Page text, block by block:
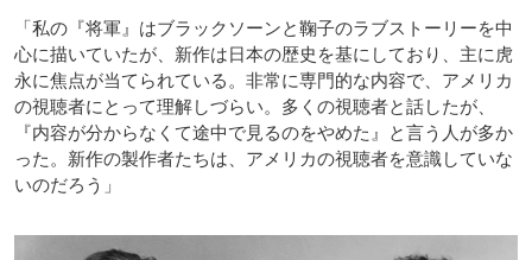
「私の『将軍』はブラックソーンと鞠子のラブストーリーを中
心に描いていたが、新作は日本の歴史を基にしており、主に虎
永に焦点が当てられている。非常に専門的な内容で、アメリカ
の視聴者にとって理解しづらい。多くの視聴者と話したが、
『内容が分からなくて途中で見るのをやめた』と言う人が多か
った。新作の製作者たちは、アメリカの視聴者を意識していな
いのだろう」